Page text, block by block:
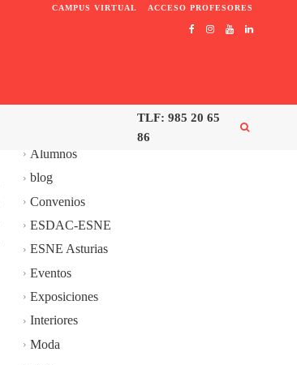
CAMPUS VIRTUAL ACCESO PROFESORES
TLF: 985 20 65
86
Alumnos
blog
Convenios
ESDAC-ESNE
ESNE Asturias
Eventos
Exposiciones
Interiores
Moda